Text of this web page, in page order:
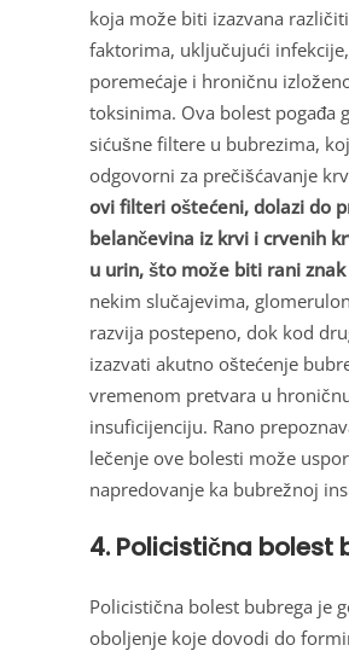
koja može biti izazvana
faktorima, uključujući
poremećaje i hroničnu
toksinima. Ova bolest pogađa
sićušne filtere u bubrezima,
odgovorni za prečišćavanje
ovi filteri oštećeni, dolazi do
belančevina iz krvi i crvenih
u urin, što može biti rani
nekim slučajevima,
razvija postepeno, dok kod
izazvati akutno oštećenje
vremenom pretvara u
insuficijenciju. Rano
lečenje ove bolesti može
napredovanje ka bubrežnoj
4. Policistična bolest
Policistična bolest bubrega je
oboljenje koje dovodi do